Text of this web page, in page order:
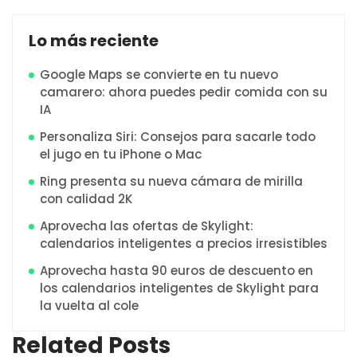
Lo más reciente
Google Maps se convierte en tu nuevo
camarero: ahora puedes pedir comida con su
IA
Personaliza Siri: Consejos para sacarle todo
el jugo en tu iPhone o Mac
Ring presenta su nueva cámara de mirilla
con calidad 2K
Aprovecha las ofertas de Skylight:
calendarios inteligentes a precios irresistibles
Aprovecha hasta 90 euros de descuento en
los calendarios inteligentes de Skylight para
la vuelta al cole
Related Posts